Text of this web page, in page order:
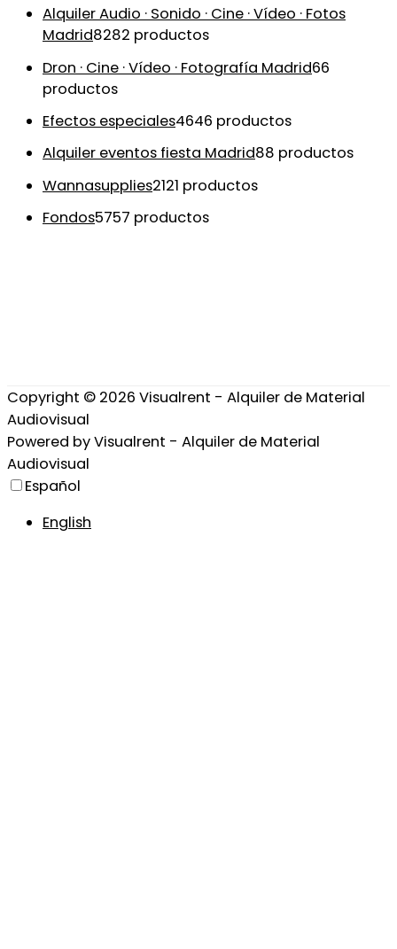
Alquiler Audio · Sonido · Cine · Vídeo · Fotos
Madrid8282 productos
Dron · Cine · Vídeo · Fotografía Madrid66
productos
Efectos especiales4646 productos
Alquiler eventos fiesta Madrid88 productos
Wannasupplies2121 productos
Fondos5757 productos
Copyright © 2026 Visualrent - Alquiler de Material
Audiovisual
Powered byVisualrent - Alquiler de Material
Audiovisual
Español
English